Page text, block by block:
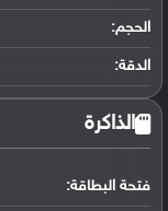
الحجم:
الدقة:
الذاكرة
فتحة البطاقة: